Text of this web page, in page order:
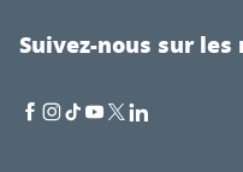
Suivez-nous sur